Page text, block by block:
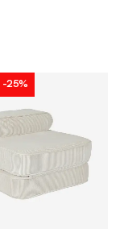
-25%